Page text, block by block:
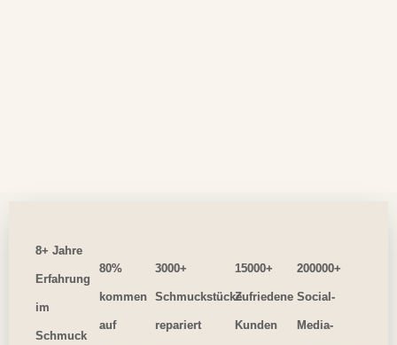
8+ Jahre
Erfahrung
im
Schmuck
80%
kommen
auf
3000+
Schmuckstücke
repariert
15000+
Zufriedene
Kunden
200000+
Social-
Media-